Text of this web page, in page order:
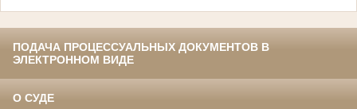
ПОДАЧА ПРОЦЕССУАЛЬНЫХ ДОКУМЕНТОВ В
ЭЛЕКТРОННОМ ВИДЕ
О СУДЕ